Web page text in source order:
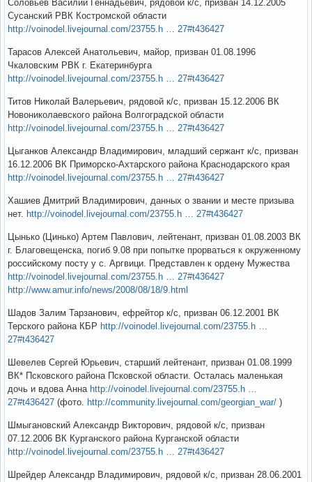
Соловьев Василий Геннадьевич, рядовой к/с, призван 14.12.2005
Сусанский РВК Костромской области
http://voinodel.livejournal.com/23755.h … 27#t436427
Тарасов Алексей Анатольевич, майор, призван 01.08.1996
Чкаловским РВК г. Екатеринбурга
http://voinodel.livejournal.com/23755.h … 27#t436427
Титов Николай Валерьевич, рядовой к/с, призван 15.12.2006 ВК
Новониколаевского района Волгоградской области
http://voinodel.livejournal.com/23755.h … 27#t436427
Цыганков Александр Владимирович, младший сержант к/с, призван
16.12.2006 ВК Приморско-Ахтарского района Краснодарского края
http://voinodel.livejournal.com/23755.h … 27#t436427
Хашиев Дмитрий Владимирович, данных о звании и месте призыва
нет. http://voinodel.livejournal.com/23755.h … 27#t436427
Цынько (Цинько) Артем Павлович, лейтенант, призван 01.08.2003 ВК
г. Благовещенска, погиб 9.08 при попытке прорваться к окруженному
российскому посту у с. Аргвици. Представлен к ордену Мужества
http://voinodel.livejournal.com/23755.h … 27#t436427
http://www.amur.info/news/2008/08/18/9.html
Шадов Залим Тарзанович, ефрейтор к/с, призван 06.12.2001 ВК
Терского района КБР http://voinodel.livejournal.com/23755.h …
27#t436427
Шевелев Сергей Юрьевич, старший лейтенант, призван 01.08.1999
ВК* Псковского района Псковской области. Осталась маленькая
дочь и вдова Анна http://voinodel.livejournal.com/23755.h …
27#t436427 (фото. http://community.livejournal.com/georgian_war/ )
Шмыгановский Александр Викторович, рядовой к/с, призван
07.12.2006 ВК Курганского района Курганской области
http://voinodel.livejournal.com/23755.h … 27#t436427
Шрейдер Александр Владимирович, рядовой к/с, призван 28.06.2001